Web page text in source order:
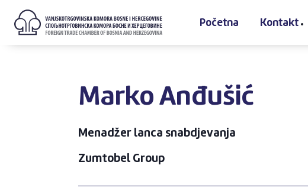
Početna Kontakt
Marko Anđušić
Menadžer lanca snabdjevanja
Zumtobel Group